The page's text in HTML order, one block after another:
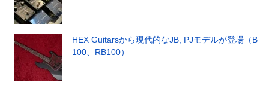
HEX Guitarsから現代的なJB, PJモデルが登場（B
100、RB100）